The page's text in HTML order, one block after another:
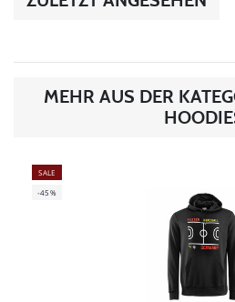
MEHR AUS DER
SALE
-45%